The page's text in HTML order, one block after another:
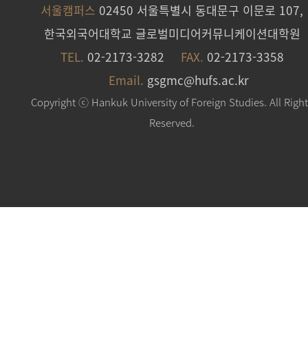
서울캠퍼스 02450 서울특별시 동대문구 이문로 107,
한국외국어대학교 글로벌미디어커뮤니케이션대학원
TEL. 02-2173-3282 FAX. 02-2173-3358
Email. gsgmc@hufs.ac.kr
Copyright ⓒ Hankuk University of Foreign Studies. All
Reserved.